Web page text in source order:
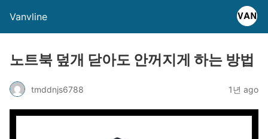
Vanvline
노트북 덮개 닫아도 안꺼지게 하는 방법
tmddnjs6788 1년 ago